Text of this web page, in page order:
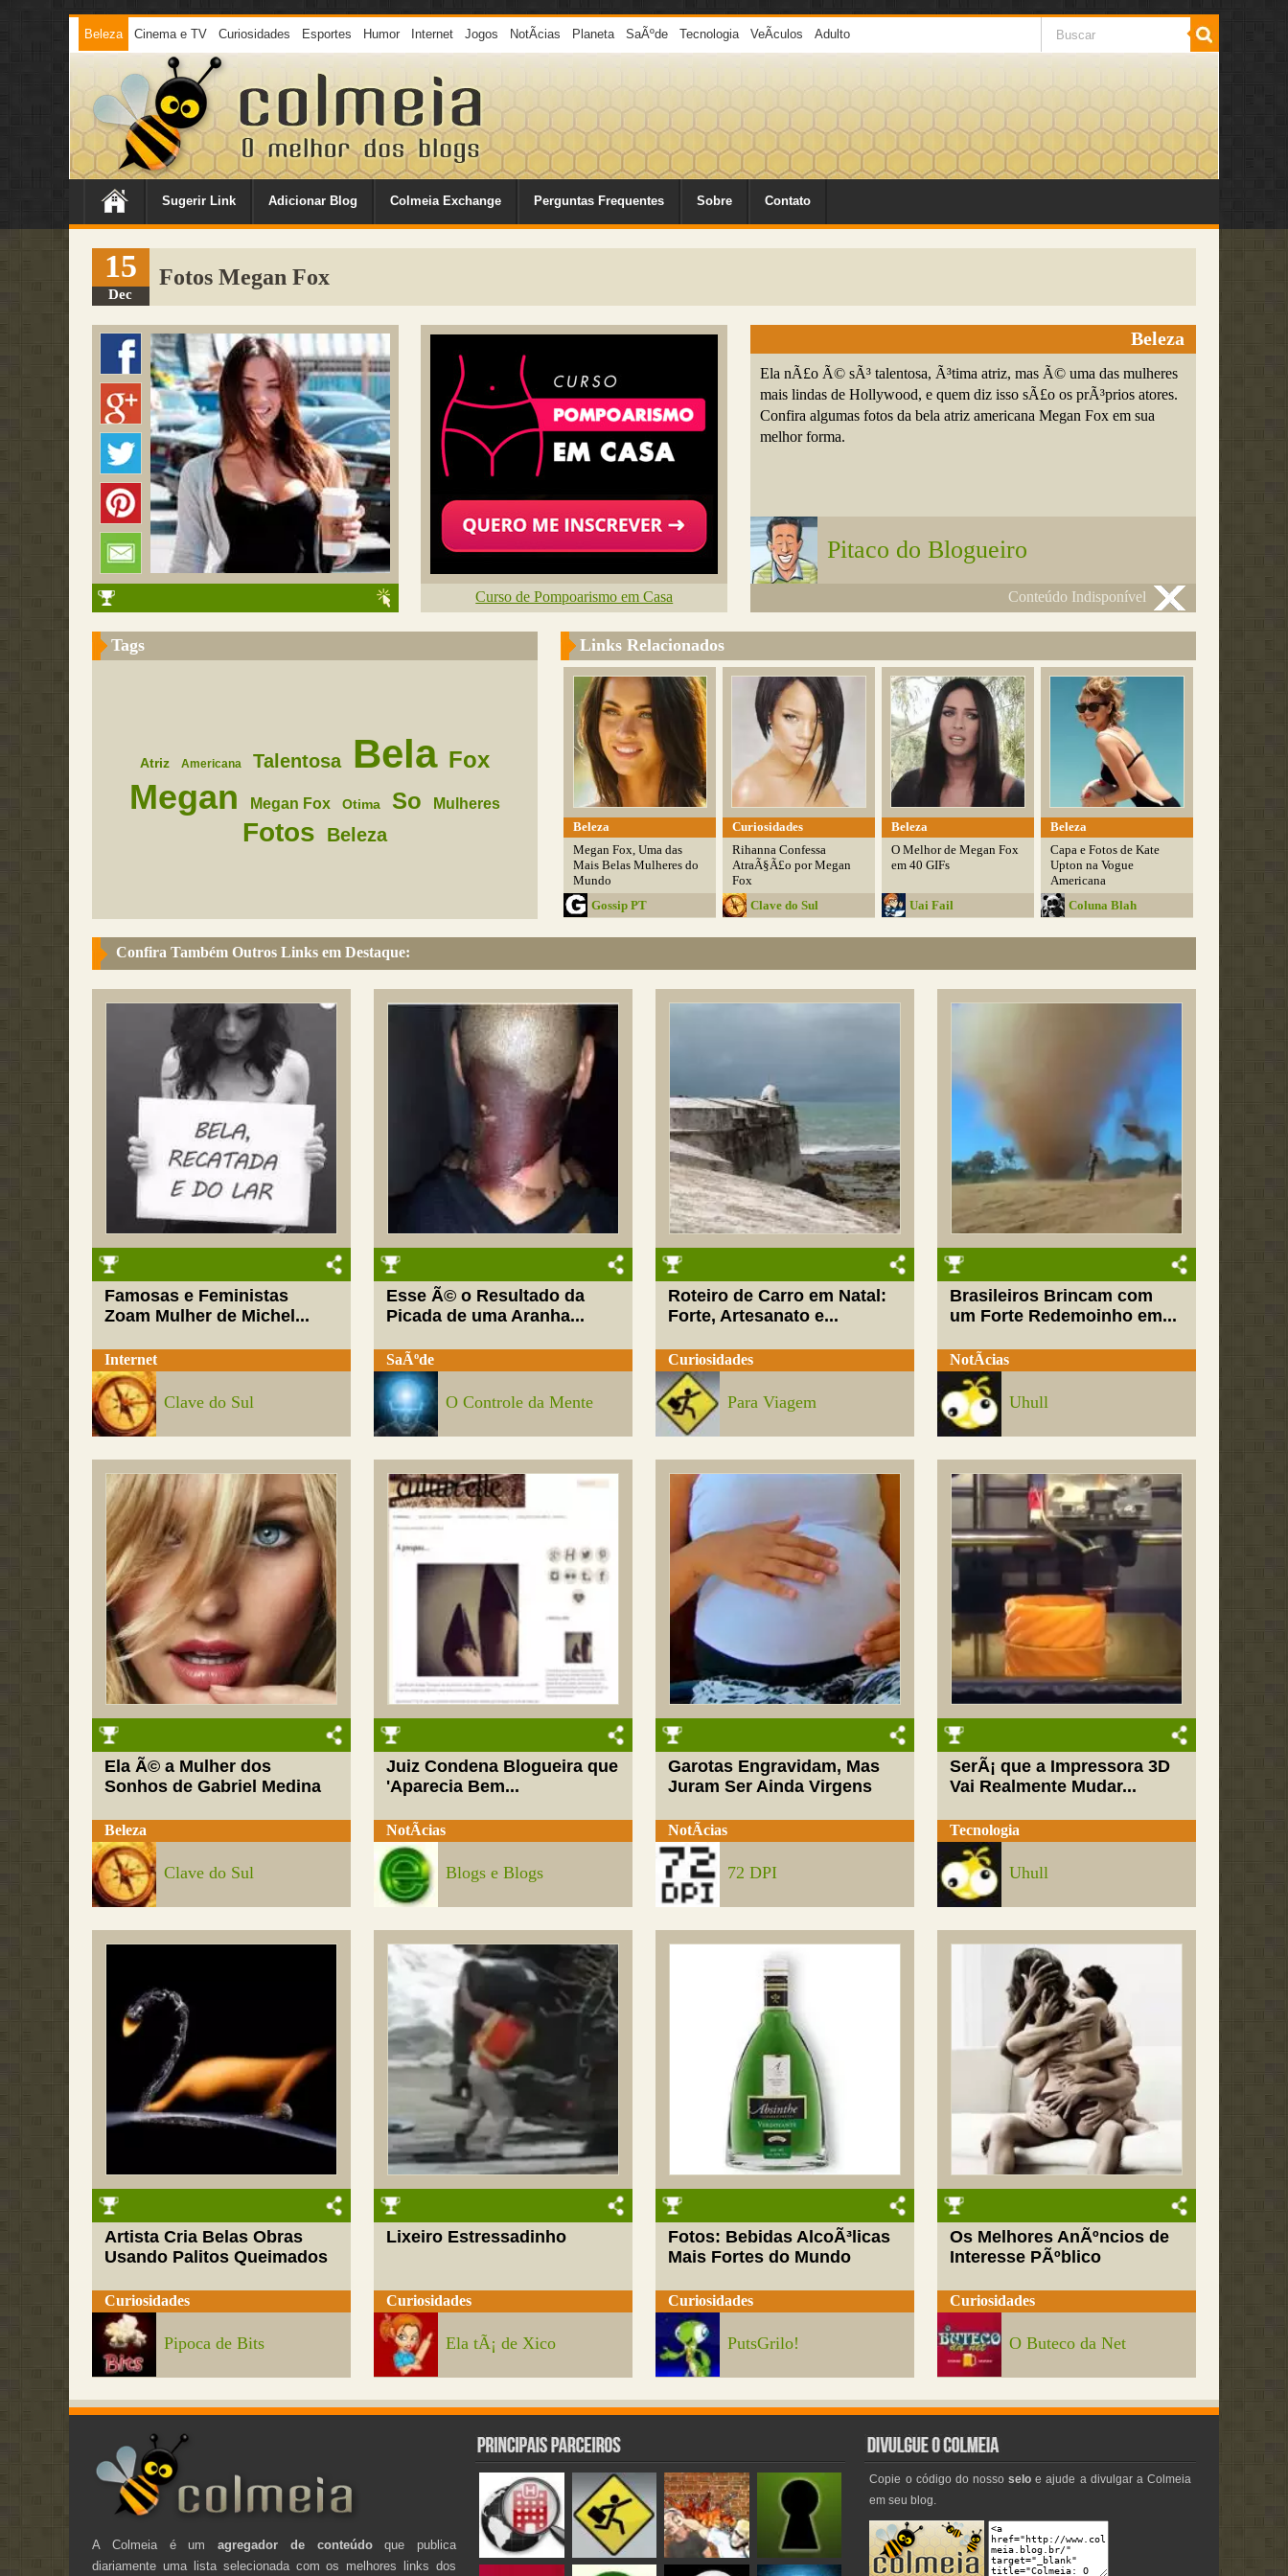
Beleza Cinema e TV Curiosidades Esportes Humor Internet Jogos NotÃ­cias Planeta SaÃºde Tecnologia VeÃ­culos Adulto
Sugerir Link Adicionar Blog Colmeia Exchange Perguntas Frequentes Sobre Contato
15
Dec
Fotos Megan Fox
Curso de Pompoarismo em Casa
Beleza
Ela nÃ£o Ã© sÃ³ talentosa, Ã³tima atriz, mas Ã© uma das mulheres
mais lindas de Hollywood, e quem diz isso sÃ£o os prÃ³prios atores.
Confira algumas fotos da bela atriz americana Megan Fox em sua
melhor forma.
Pitaco do Blogueiro
Conteúdo Indisponível
Tags
Atriz Americana Talentosa Bela Fox
Megan Megan Fox Otima So Mulheres
Fotos Beleza
Links Relacionados
Beleza
Megan Fox, Uma das
Mais Belas Mulheres do
Mundo
Gossip PT
Curiosidades
Rihanna Confessa
AtraÃ§Ã£o por Megan
Fox
Clave do Sul
Beleza
O Melhor de Megan Fox
em 40 GIFs
Uai Fail
Beleza
Capa e Fotos de Kate
Upton na Vogue
Americana
Coluna Blah
Confira Também Outros Links em Destaque:
Famosas e Feministas
Zoam Mulher de Michel...
Internet
Clave do Sul
Esse Ã© o Resultado da
Picada de uma Aranha...
SaÃºde
O Controle da Mente
Roteiro de Carro em Natal:
Forte, Artesanato e...
Curiosidades
Para Viagem
Brasileiros Brincam com
um Forte Redemoinho em...
NotÃ­cias
Uhull
Ela Ã© a Mulher dos
Sonhos de Gabriel Medina
Beleza
Clave do Sul
Juiz Condena Blogueira que
'Aparecia Bem...
NotÃ­cias
Blogs e Blogs
Garotas Engravidam, Mas
Juram Ser Ainda Virgens
NotÃ­cias
72 DPI
SerÃ¡ que a Impressora 3D
Vai Realmente Mudar...
Tecnologia
Uhull
Artista Cria Belas Obras
Usando Palitos Queimados
Curiosidades
Pipoca de Bits
Lixeiro Estressadinho
Curiosidades
Ela tÃ¡ de Xico
Fotos: Bebidas AlcoÃ³licas
Mais Fortes do Mundo
Curiosidades
PutsGrilo!
Os Melhores AnÃºncios de
Interesse PÃºblico
Curiosidades
O Buteco da Net
A Colmeia é umagregador de conteúdoque publica
diariamente uma lista selecionada com os melhores links dos
Copie o código do nossoselo e ajude a divulgar a Colmeia
em seu blog.